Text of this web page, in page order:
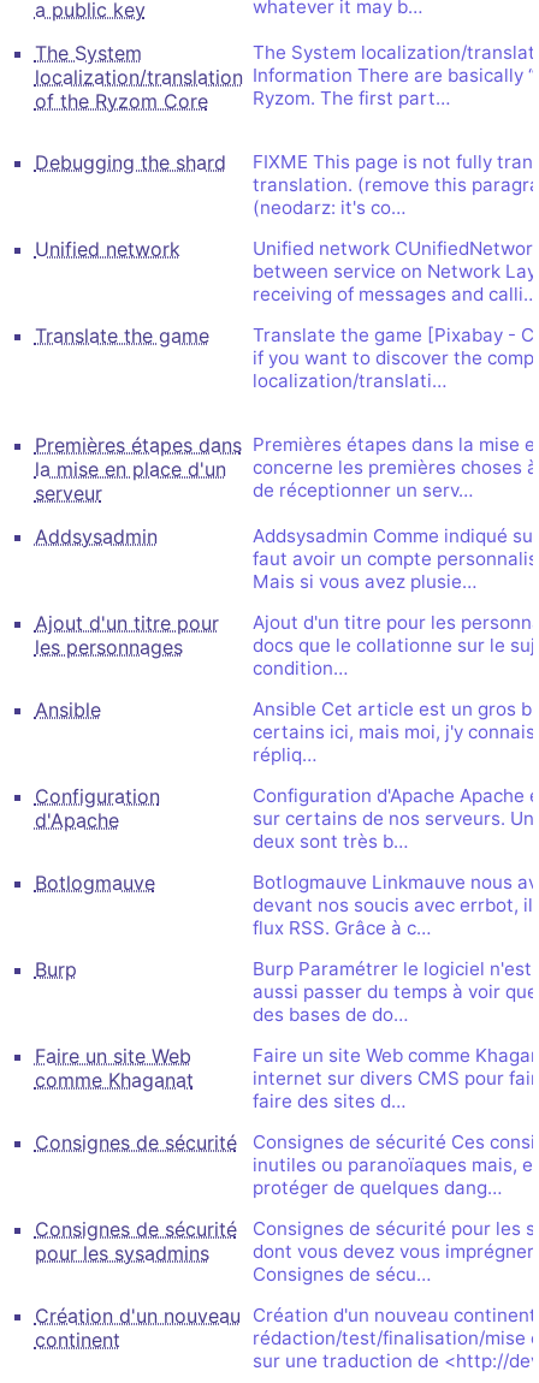
a public key
whatever it may b…
The System
localization/translation
of the Ryzom Core
The System localization/
Information There are basically
Ryzom. The first part…
Debugging the shard
FIXME This page is not fully
translation. (remove this
(neodarz: it's co…
Unified network
Unified network
between service on Network
receiving of messages and calli…
Translate the game
Translate the game [Pixabay -
if you want to discover the
localization/translati…
Premières étapes dans
la mise en place d'un
serveur
Premières étapes dans la mise
concerne les premières choses
de réceptionner un serv…
Addsysadmin
Addsysadmin Comme indiqué
faut avoir un compte
Mais si vous avez plusie…
Ajout d'un titre pour
les personnages
Ajout d'un titre pour les
docs que le collationne sur le
condition…
Ansible
Ansible Cet article est un gros
certains ici, mais moi, j'y
répliq…
Configuration
d'Apache
Configuration d'Apache Apache
sur certains de nos serveurs.
deux sont très b…
Botlogmauve
Botlogmauve Linkmauve nous
devant nos soucis avec errbot,
flux RSS. Grâce à c…
Burp
Burp Paramétrer le logiciel
aussi passer du temps à voir
des bases de do…
Faire un site Web
comme Khaganat
Faire un site Web comme
internet sur divers CMS pour
faire des sites d…
Consignes de sécurité
Consignes de sécurité Ces
inutiles ou paranoïaques mais,
protéger de quelques dang…
Consignes de sécurité
pour les sysadmins
Consignes de sécurité pour les
dont vous devez vous
Consignes de sécu…
Création d'un nouveau
continent
Création d'un nouveau
rédaction/test/finalisation/mise
sur une traduction de <http://